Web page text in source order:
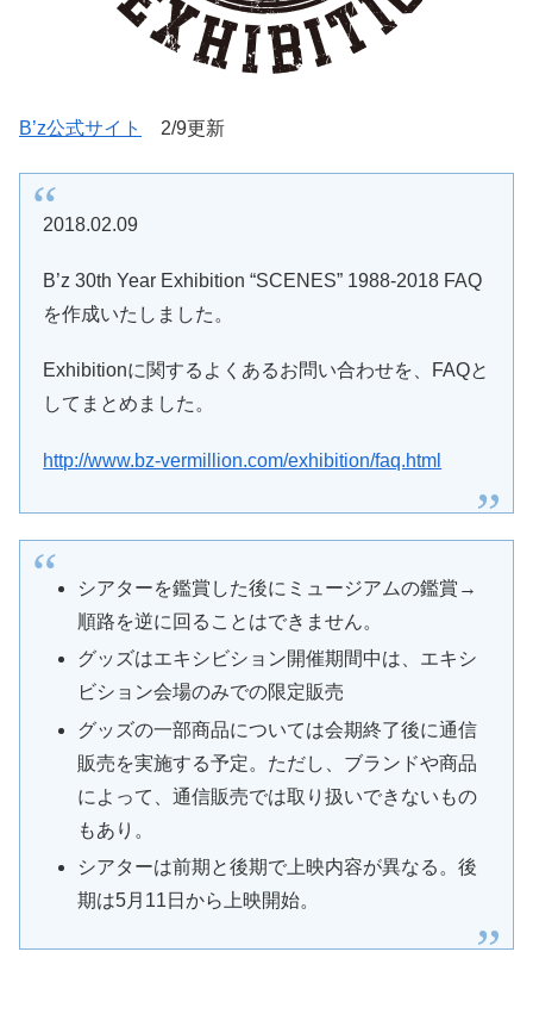
B’z公式サイト 2/9更新
2018.02.09
B’z 30th Year Exhibition “SCENES” 1988-2018 FAQ
を作成いたしました。
Exhibitionに関するよくあるお問い合わせを、FAQと
してまとめました。
http://www.bz-vermillion.com/exhibition/faq.html
シアターを鑑賞した後にミュージアムの鑑賞→
順路を逆に回ることはできません。
グッズはエキシビション開催期間中は、エキシ
ビション会場のみでの限定販売
グッズの一部商品については会期終了後に通信
販売を実施する予定。ただし、ブランドや商品
によって、通信販売では取り扱いできないもの
もあり。
シアターは前期と後期で上映内容が異なる。後
期は5月11日から上映開始。